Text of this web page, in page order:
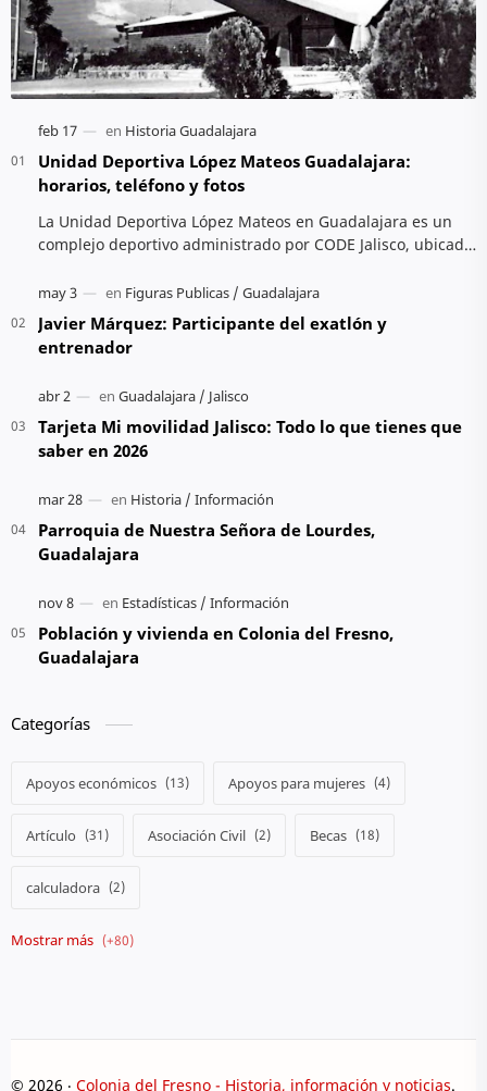
Unidad Deportiva López Mateos Guadalajara:
horarios, teléfono y fotos
La Unidad Deportiva López Mateos en Guadalajara es un
complejo deportivo administrado por CODE Jalisco, ubicado
Javier Márquez: Participante del exatlón y
entrenador
Tarjeta Mi movilidad Jalisco: Todo lo que tienes que
saber en 2026
Parroquia de Nuestra Señora de Lourdes,
Guadalajara
Población y vivienda en Colonia del Fresno,
Guadalajara
Categorías
Apoyos económicos Apoyos para mujeres
Artículo Asociación Civil Becas
calculadora
Camión
Crónicas Cultura Curiosidades
© 2026 ‧ Colonia del Fresno - Historia, información y noticias. All